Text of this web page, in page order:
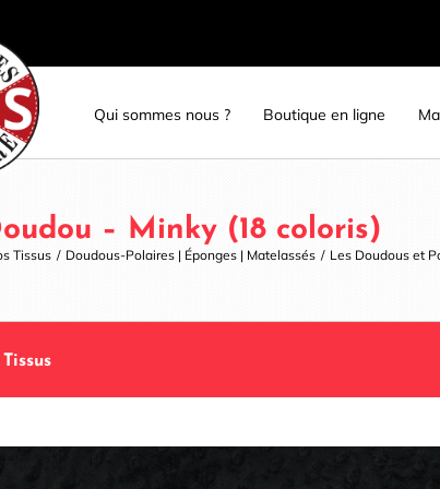
Qui sommes nous ? Boutique en ligne
– Minky (18 coloris)
Tissus / Doudous-Polaires | Éponges | Matelassés / Les Doudous et